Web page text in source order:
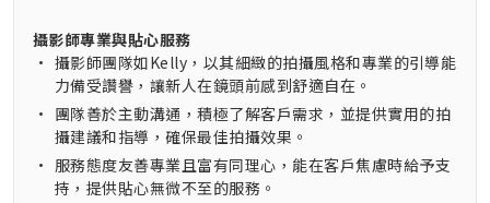
攝影師專業與貼心服務
• 攝影師團隊如Kelly，以其細緻的拍攝風格和專業的引導能
力備受讚譽，讓新人在鏡頭前感到舒適自在。
• 團隊善於主動溝通，積極了解客戶需求，並提供實用的拍
攝建議和指導，確保最佳拍攝效果。
• 服務態度友善專業且富有同理心，能在客戶焦慮時給予支
持，提供貼心無微不至的服務。